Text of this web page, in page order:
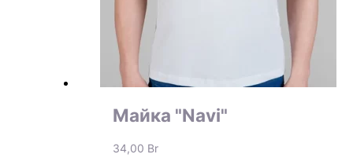
Майка "Navi"
34,00 Br